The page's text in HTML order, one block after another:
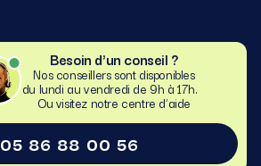
Besoin d'un conseil ?
Nos conseillers sont disponibles
du lundi au vendredi de 9h à 17h.
Ou visitez notre centre d’aide​
05 86 88 00 56